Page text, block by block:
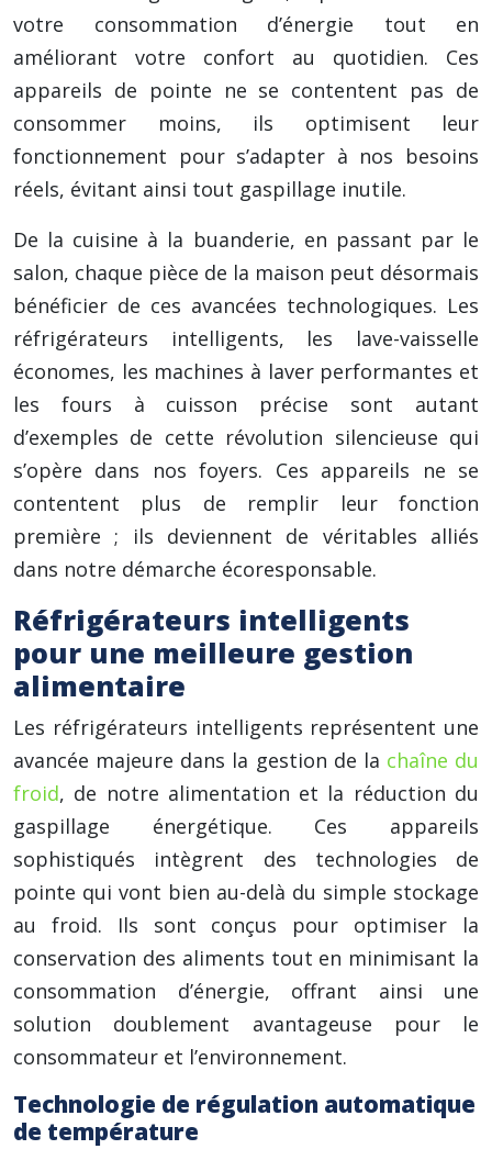
votre consommation d’énergie tout en
améliorant votre confort au quotidien. Ces
appareils de pointe ne se contentent pas de
consommer moins, ils optimisent leur
fonctionnement pour s’adapter à nos besoins
réels, évitant ainsi tout gaspillage inutile.
De la cuisine à la buanderie, en passant par le
salon, chaque pièce de la maison peut désormais
bénéficier de ces avancées technologiques. Les
réfrigérateurs intelligents, les lave-vaisselle
économes, les machines à laver performantes et
les fours à cuisson précise sont autant
d’exemples de cette révolution silencieuse qui
s’opère dans nos foyers. Ces appareils ne se
contentent plus de remplir leur fonction
première ; ils deviennent de véritables alliés
dans notre démarche écoresponsable.
Réfrigérateurs intelligents
pour une meilleure gestion
alimentaire
Les réfrigérateurs intelligents représentent une
avancée majeure dans la gestion de la chaîne du
froid, de notre alimentation et la réduction du
gaspillage énergétique. Ces appareils
sophistiqués intègrent des technologies de
pointe qui vont bien au-delà du simple stockage
au froid. Ils sont conçus pour optimiser la
conservation des aliments tout en minimisant la
consommation d’énergie, offrant ainsi une
solution doublement avantageuse pour le
consommateur et l’environnement.
Technologie de régulation automatique
de température